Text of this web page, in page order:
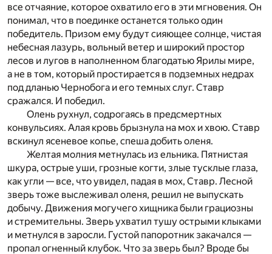
все отчаяние, которое охватило его в эти мгновения. Он
понимал, что в поединке останется только один
победитель. Призом ему будут сияющее солнце, чистая
небесная лазурь, вольный ветер и широкий простор
лесов и лугов в наполненном благодатью Ярилы мире,
а не в том, который простирается в подземных недрах
под дланью Чернобога и его темных слуг. Ставр
сражался. И победил.
Олень рухнул, содрогаясь в предсмертных
конвульсиях. Алая кровь брызнула на мох и хвою. Ставр
вскинул ясеневое копье, спеша добить оленя.
Желтая молния метнулась из ельника. Пятнистая
шкура, острые уши, грозные когти, злые тусклые глаза,
как угли — все, что увидел, падая в мох, Ставр. Лесной
зверь тоже выслеживал оленя, решил не выпускать
добычу. Движения могучего хищника были грациозны
и стремительны. Зверь ухватил тушу острыми клыками
и метнулся в заросли. Густой папоротник закачался —
пропал огненный клубок. Что за зверь был? Вроде бы